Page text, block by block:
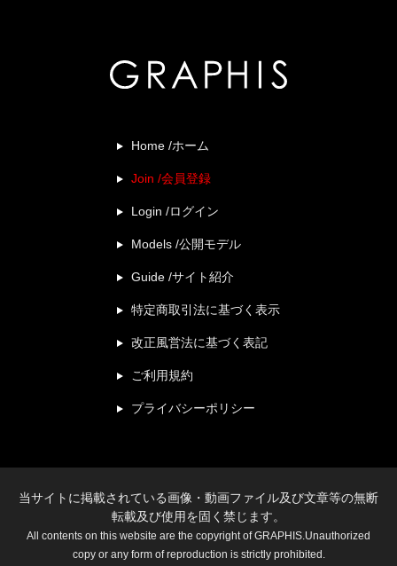
Home /ホーム
Join /会員登録
Login /ログイン
Models /公開モデル
Guide /サイト紹介
特定商取引法に基づく表示
改正風営法に基づく表記
ご利用規約
プライバシーポリシー
当サイトに掲載されている画像・動画ファイル及び文章等の無断
転載及び使用を固く禁じます。
All contents on this website are the copyright of GRAPHIS.Unauthorized
copy or any form of reproduction is strictly prohibited.